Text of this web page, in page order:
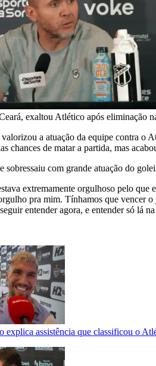
exaltou Atlético após eliminação
a atuação da equipe contra o
chances de matar a partida, mas
sobressaiu com grande atuação do
extremamente orgulhoso pelo que
pra mim. Tínhamos que vencer
entender agora, e entender só lá
explica assistência que classificou o